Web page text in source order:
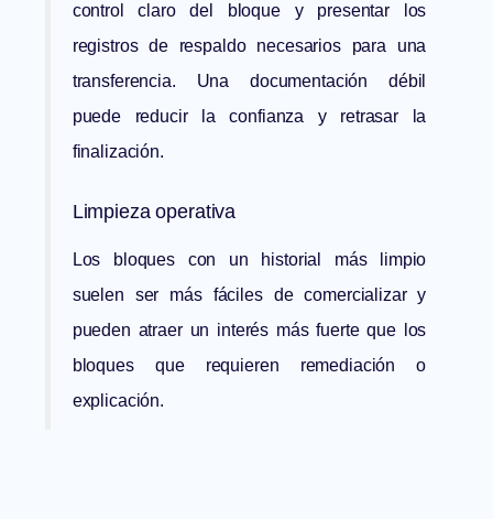
control claro del bloque y presentar los
registros de respaldo necesarios para una
transferencia. Una documentación débil
puede reducir la confianza y retrasar la
finalización.
Limpieza operativa
Los bloques con un historial más limpio
suelen ser más fáciles de comercializar y
pueden atraer un interés más fuerte que los
bloques que requieren remediación o
explicación.